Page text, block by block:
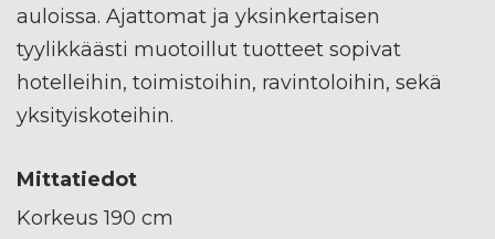
auloissa. Ajattomat ja yksinkertaisen
tyylikkäästi muotoillut tuotteet sopivat
hotelleihin, toimistoihin, ravintoloihin, sekä
yksityiskoteihin.
Mittatiedot
Korkeus 190 cm